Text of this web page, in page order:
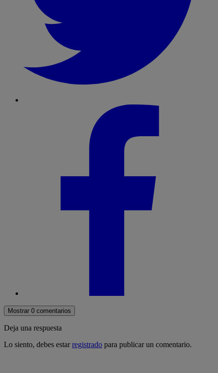
Mostrar 0 comentarios
Deja una respuesta
Lo siento, debes estarregistrado para publicar un comentario.